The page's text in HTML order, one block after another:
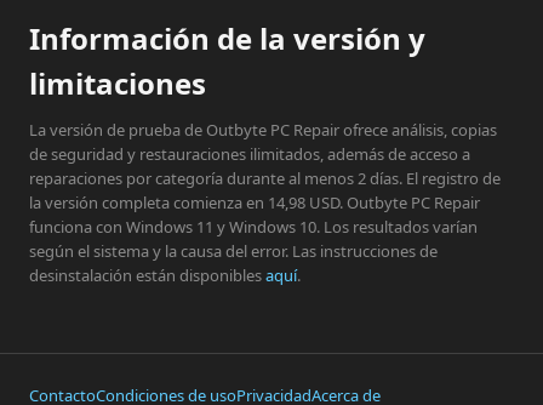
Información de la versión y
limitaciones
La versión de prueba de Outbyte PC Repair ofrece análisis, copias
de seguridad y restauraciones ilimitados, además de acceso a
reparaciones por categoría durante al menos 2 días. El registro de
la versión completa comienza en 14,98 USD. Outbyte PC Repair
funciona con Windows 11 y Windows 10. Los resultados varían
según el sistema y la causa del error. Las instrucciones de
desinstalación están disponiblesaquí.
ContactoCondiciones de usoPrivacidadAcerca de